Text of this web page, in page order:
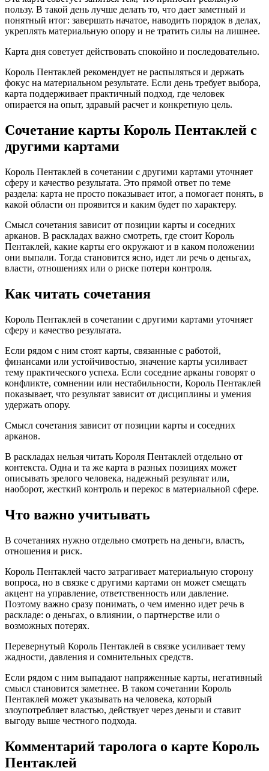
пользу. В такой день лучше делать то, что дает заметный и
понятный итог: завершать начатое, наводить порядок в делах,
укреплять материальную опору и не тратить силы на лишнее.
Карта дня советует действовать спокойно и последовательно.
Король Пентаклей рекомендует не распыляться и держать
фокус на материальном результате. Если день требует выбора,
карта поддерживает практичный подход, где человек
опирается на опыт, здравый расчет и конкретную цель.
Сочетание карты Король Пентаклей с
другими картами
Король Пентаклей в сочетании с другими картами уточняет
сферу и качество результата. Это прямой ответ по теме
раздела: карта не просто показывает итог, а помогает понять, в
какой области он проявится и каким будет по характеру.
Смысл сочетания зависит от позиции карты и соседних
арканов. В раскладах важно смотреть, где стоит Король
Пентаклей, какие карты его окружают и в каком положении
они выпали. Тогда становится ясно, идет ли речь о деньгах,
власти, отношениях или о риске потери контроля.
Как читать сочетания
Король Пентаклей в сочетании с другими картами уточняет
сферу и качество результата.
Если рядом с ним стоят карты, связанные с работой,
финансами или устойчивостью, значение карты усиливает
тему практического успеха. Если соседние арканы говорят о
конфликте, сомнении или нестабильности, Король Пентаклей
показывает, что результат зависит от дисциплины и умения
удержать опору.
Смысл сочетания зависит от позиции карты и соседних
арканов.
В раскладах нельзя читать Короля Пентаклей отдельно от
контекста. Одна и та же карта в разных позициях может
описывать зрелого человека, надежный результат или,
наоборот, жесткий контроль и перекос в материальной сфере.
Что важно учитывать
В сочетаниях нужно отдельно смотреть на деньги, власть,
отношения и риск.
Король Пентаклей часто затрагивает материальную сторону
вопроса, но в связке с другими картами он может смещать
акцент на управление, ответственность или давление.
Поэтому важно сразу понимать, о чем именно идет речь в
раскладе: о деньгах, о влиянии, о партнерстве или о
возможных потерях.
Перевернутый Король Пентаклей в связке усиливает тему
жадности, давления и сомнительных средств.
Если рядом с ним выпадают напряженные карты, негативный
смысл становится заметнее. В таком сочетании Король
Пентаклей может указывать на человека, который
злоупотребляет властью, действует через деньги и ставит
выгоду выше честного подхода.
Комментарий таролога о карте Король
Пентаклей